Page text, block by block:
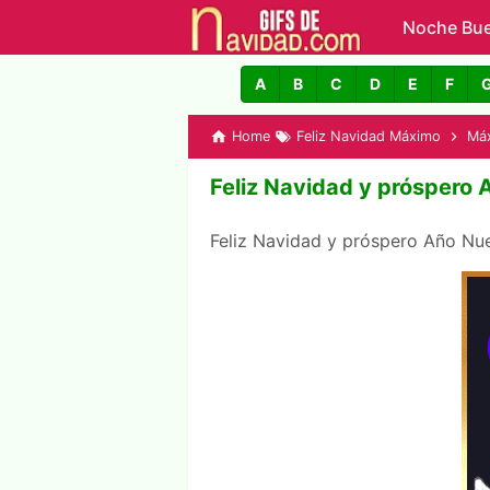
Noche
GIFs de
A B C D E F
Home Feliz Navidad Máximo
Feliz Navidad y próspero
Feliz Navidad y próspero Año